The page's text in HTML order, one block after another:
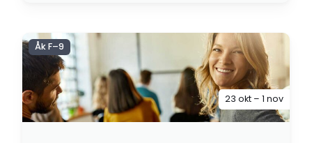
Åk F–9
23 okt – 1 nov